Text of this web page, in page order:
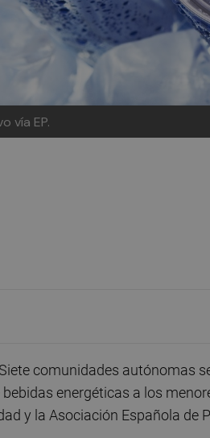
vía EP.
comunidades autónomas
energéticas a los
y la Asociación Española de